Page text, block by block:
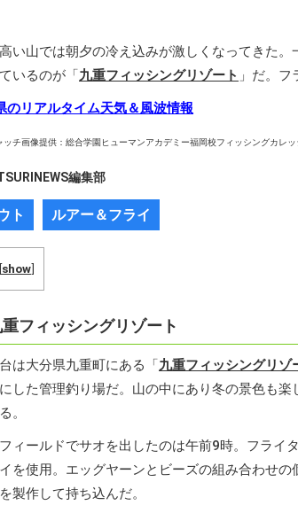
い山では朝夕の冷え込みが激しくなってきた
いるのが「九重フィッシングリゾート 」だ。フ
のリアルタイム天気＆風波情報
ッチ画像提供：総合学園ヒューマンアカデミー福岡校フィッシングカレ
編集部
ト ルアー＆フライ
[show]
重フィッシングリゾート
は大分県九重町にある「九重フィッシングリゾ
した管理釣り場だ。山の中にあり冬の景色も
。
ィールドでサオを出したのは午前9時。フライ
を使用。エッグヤーンとビーズの組み合わせ
製作して持ち込んだ。